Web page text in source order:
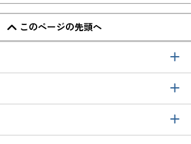
このページの先頭へ